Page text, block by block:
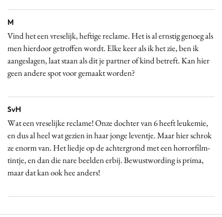
M
Vind het een vreselijk, heftige reclame. Het is al ernstig genoeg als
men hierdoor getroffen wordt. Elke keer als ik het zie, ben ik
aangeslagen, laat staan als dit je partner of kind betreft. Kan hier
geen andere spot voor gemaakt worden?
SvH
Wat een vreselijke reclame! Onze dochter van 6 heeft leukemie,
en dus al heel wat gezien in haar jonge leventje. Maar hier schrok
ze enorm van. Het liedje op de achtergrond met een horrorfilm-
tintje, en dan die nare beelden erbij. Bewustwording is prima,
maar dat kan ook hee anders!